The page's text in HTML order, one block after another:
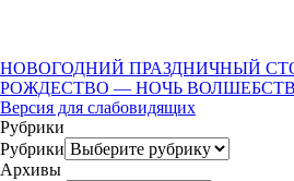
НОВОГОДНИЙ ПРАЗДНИЧНЫЙ
РОЖДЕСТВО — НОЧЬ
Версия для слабовидящих
Рубрики
Рубрики
Архивы